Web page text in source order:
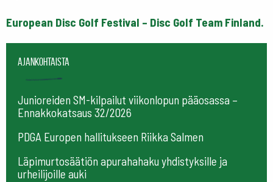
European Disc Golf Festival – Disc Golf Team Finland.
Ajankohtaista
Junioreiden SM-kilpailut viikonlopun pääosassa –
Ennakkokatsaus 32/2026
PDGA Europen hallitukseen Riikka Salmen
Läpimurtosäätiön apurahahaku yhdistyksille ja
urheilijoille auki